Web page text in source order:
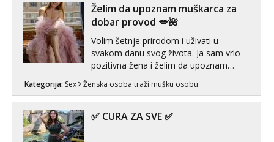
😉 Radim i vruća tipkanja uz slike i hot
line pozive. Za vas sam pripremila ...
Želim da upoznam muškarca za
dobar provod 💋🌺
Volim šetnje prirodom i uživati u
svakom danu svog života. Ja sam vrlo
pozitivna žena i želim da upoznam
može i nešto više.💋🌺 Klikni na link
Kategorija: Sex Ženska osoba traži mušku osobu
✅ CURA ZA SVE ✅